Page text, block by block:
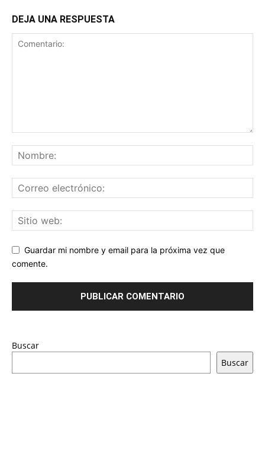
DEJA UNA RESPUESTA
Guardar mi nombre y email para la próxima vez que
comente.
Buscar
Buscar